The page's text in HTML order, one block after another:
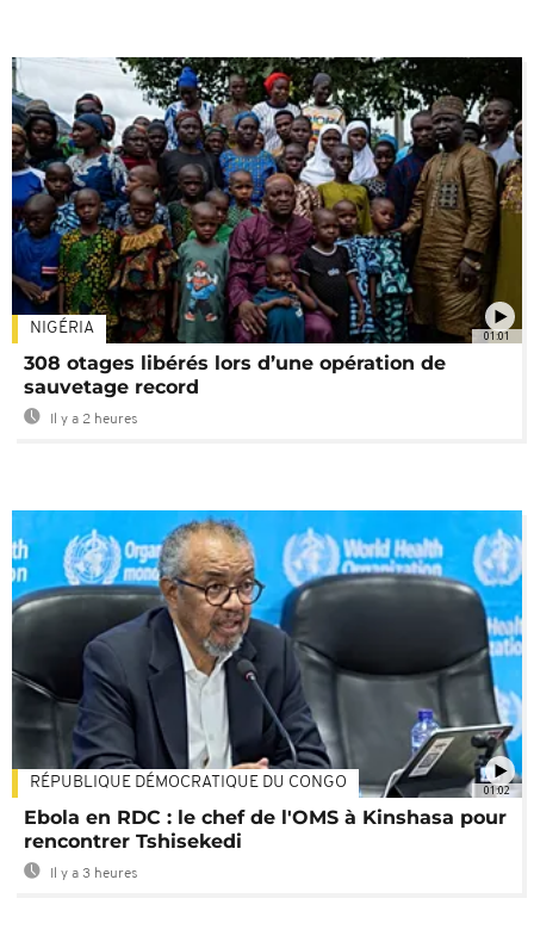
01:01
NIGÉRIA
308 otages libérés lors d’une opération de
sauvetage record
Il y a 2 heures
01:02
RÉPUBLIQUE DÉMOCRATIQUE DU CONGO
Ebola en RDC : le chef de l'OMS à Kinshasa pour
rencontrer Tshisekedi
Il y a 3 heures